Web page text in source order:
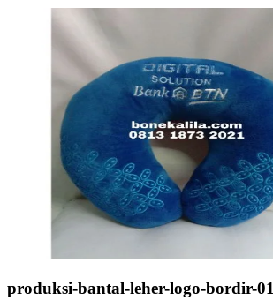
produksi-bantal-leher-logo-bordir-01